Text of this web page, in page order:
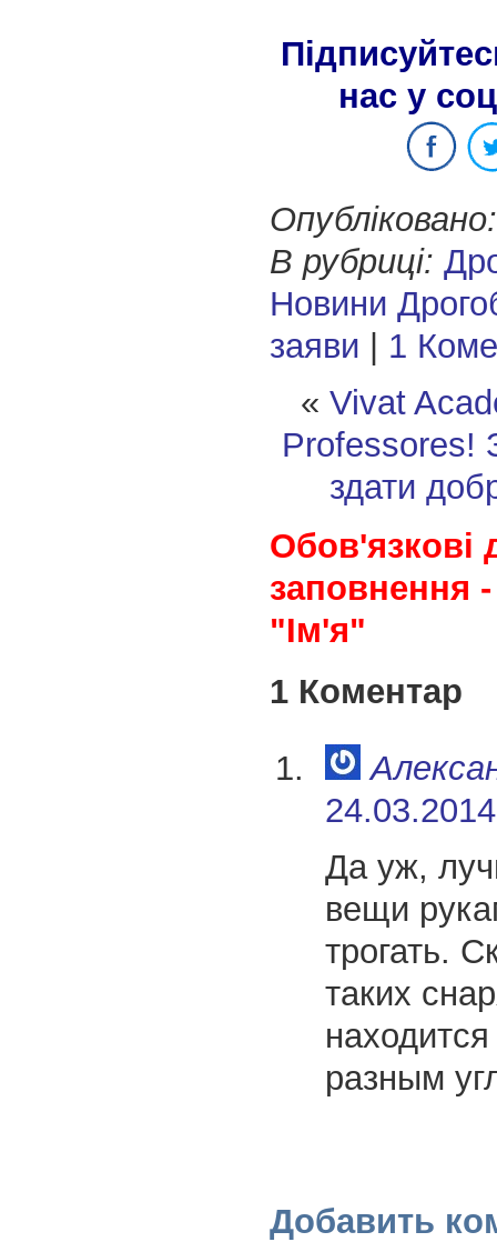
нас у
Опубліковано:
В рубриці:
Новини
заяви
1
« Vivat
Professores!
здати
Обов'язкові
заповнення
"Ім'я"
1 Коментар
Да уж,
вещи
трогать.
таких
разным
Добавить